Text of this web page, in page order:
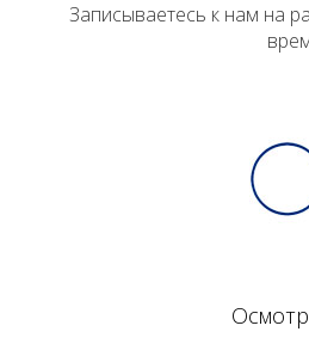
Записываетесь к нам на